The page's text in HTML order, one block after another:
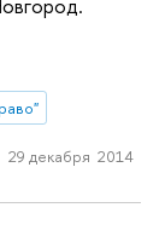
29 декабря 2014